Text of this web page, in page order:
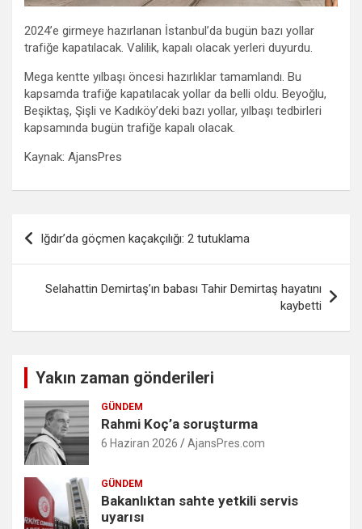
2024’e girmeye hazırlanan İstanbul’da bugün bazı yollar
trafiğe kapatılacak. Valilik, kapalı olacak yerleri duyurdu.
Mega kentte yılbaşı öncesi hazırlıklar tamamlandı. Bu
kapsamda trafiğe kapatılacak yollar da belli oldu. Beyoğlu,
Beşiktaş, Şişli ve Kadıköy’deki bazı yollar, yılbaşı tedbirleri
kapsamında bugün trafiğe kapalı olacak.
Kaynak: AjansPres
Yazı
gezinmesi
Iğdır’da göçmen kaçakçılığı: 2 tutuklama
Selahattin Demirtaş’ın babası Tahir Demirtaş hayatını
kaybetti
Yakın zaman gönderileri
GÜNDEM
Rahmi Koç’a soruşturma
6 Haziran 2026 AjansPres.com
GÜNDEM
Bakanlıktan sahte yetkili servis
uyarısı